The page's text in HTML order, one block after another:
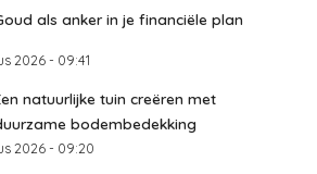
als anker in je financiële plan
2026 - 09:41
natuurlijke tuin creëren met
bodembedekking
2026 - 09:20